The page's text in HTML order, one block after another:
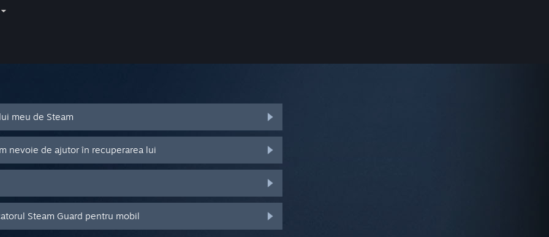
meu de Steam
nevoie de ajutor în recuperarea lui
Steam Guard pentru mobil